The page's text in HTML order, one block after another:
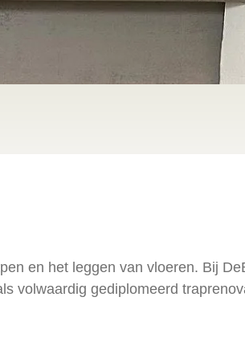
en het leggen van vloeren. Bij
volwaardig gediplomeerd